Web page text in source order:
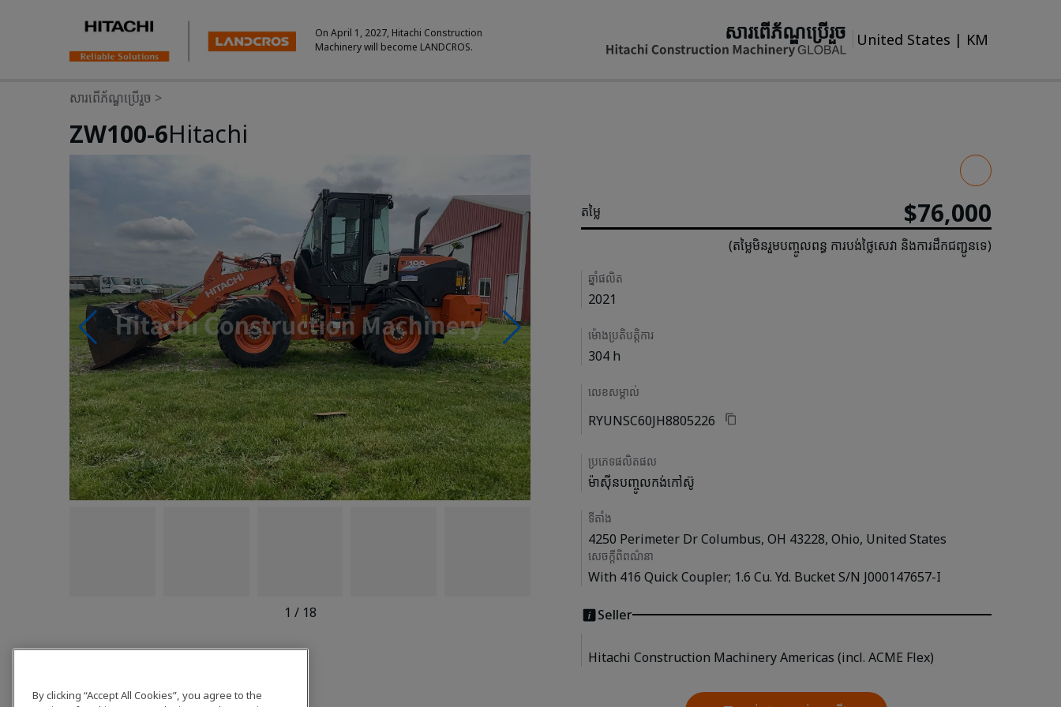
On April 1, 2027, Hitachi Construction
Machinery will become LANDCROS.
សារពើភ័ណ្ឌប្រើរួច United States | KM
សារពើភ័ណ្ឌប្រើរួច >
ZW100-6Hitachi
1 / 18
តម្លៃ $76,000
(តម្លៃមិនរួមបញ្ចូលពន្ធ ការបង់ថ្លៃសេវា និងការដឹកជញ្ជូនទេ)
Details
ឆ្នាំផលិត
2021
ម៉ោងប្រតិបត្តិការ
304 h
លេខសម្គាល់
RYUNSC60JH8805226
ប្រភេទផលិតផល
ម៉ាស៊ីនបញ្ចូលកង់កៅស៊ូ
ទីតាំង
4250 Perimeter Dr Columbus, OH 43228, Ohio, United States
សេចក្តីពិពណ៌នា
With 416 Quick Coupler; 1.6 Cu. Yd. Bucket S/N J000147657-I
Seller
Hitachi Construction Machinery Americas (incl. ACME Flex)
By clicking “Accept All Cookies”, you agree to the